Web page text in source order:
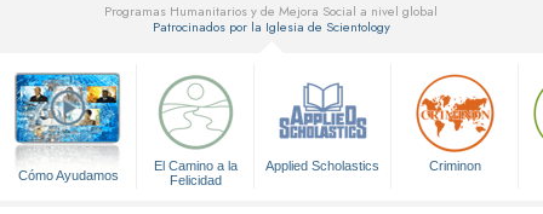
Programas Humanitarios y de Mejora Social a nivel global
Patrocinados por la Iglesia de Scientology
Cómo Ayudamos
El Camino a la
Felicidad
Applied Scholastics Criminon